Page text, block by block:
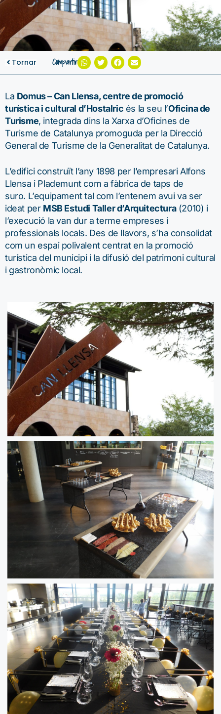
Tornar Compartir
La Domus – Can Llensa, centre de promoció
turística i cultural d’Hostalric és la seu l’Oficina de
Turisme, integrada dins la Xarxa d’Oficines de
Turisme de Catalunya promoguda per la Direcció
General de Turisme de la Generalitat de Catalunya.
L’edifici construït l’any 1898 per l’empresari Alfons
Llensa i Plademunt com a fàbrica de taps de
suro. L’equipament tal com l’entenem avui va ser
ideat per MSB Estudi Taller d’Arquitectura(2010) i
l’execució la van dur a terme empreses i
professionals locals. Des de llavors, s’ha consolidat
com un espai polivalent centrat en la promoció
turística del municipi i la difusió del patrimoni cultural
i gastronòmic local.